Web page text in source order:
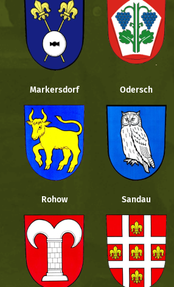
Markersdorf Odersch
Rohow Sandau